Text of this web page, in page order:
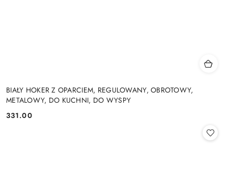
BIAŁY HOKER Z OPARCIEM, REGULOWANY, OBROTOWY,
METALOWY, DO KUCHNI, DO WYSPY
Cena:
331.00